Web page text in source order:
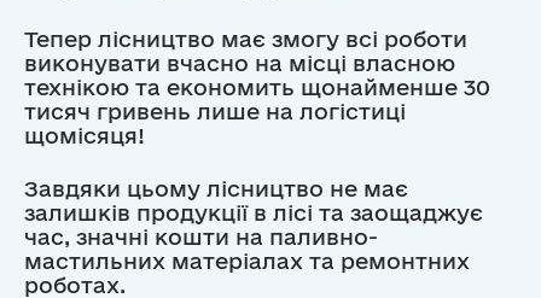
Тепер лісництво має змогу всі роботи
виконувати вчасно на місці власною
технікою та економить щонайменше 30
тисяч гривень лише на логістиці
щомісяця!
Завдяки цьому лісництво не має
залишків продукції в лісі та заощаджує
час, значні кошти на паливно-
мастильних матеріалах та ремонтних
роботах.